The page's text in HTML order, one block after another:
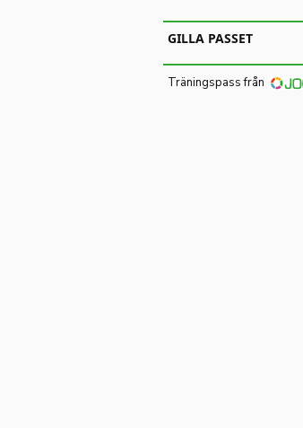
GILLA PASSET
Träningspass från